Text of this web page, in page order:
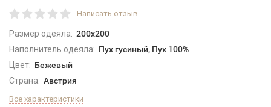
Написать отзыв
Размер одеяла: 200x200
Наполнитель одеяла: Пух гусиный, Пух 100%
Цвет: Бежевый
Страна: Австрия
Все характеристики